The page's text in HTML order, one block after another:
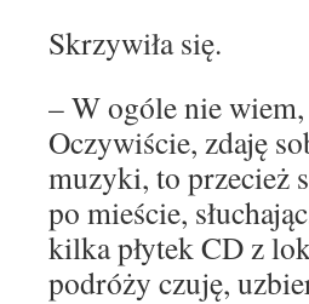
Skrzywiła się.
– W ogóle nie
Oczywiście, zdaję
muzyki, to przecież
po mieście,
kilka płytek CD z
podróży czuję,